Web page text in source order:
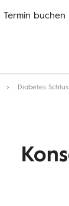
Termin buchen
Diabetes